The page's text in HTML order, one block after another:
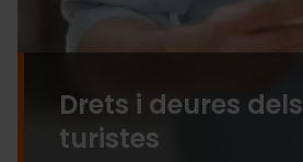
Drets i deures dels
turistes